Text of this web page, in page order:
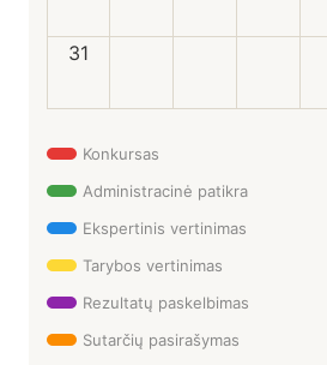
31
Konkursas
Administracinė patikra
Ekspertinis vertinimas
Tarybos vertinimas
Rezultatų paskelbimas
Sutarčių pasirašymas